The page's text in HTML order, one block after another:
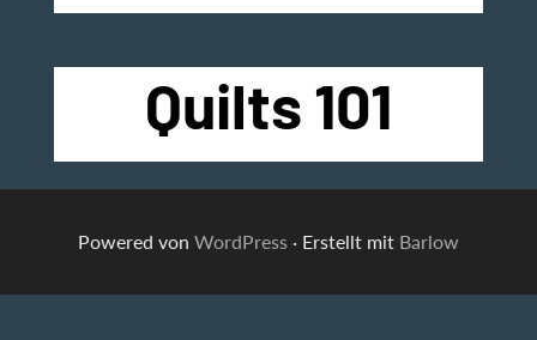
Quilts 101
Powered von WordPress · Erstellt mit Barlow